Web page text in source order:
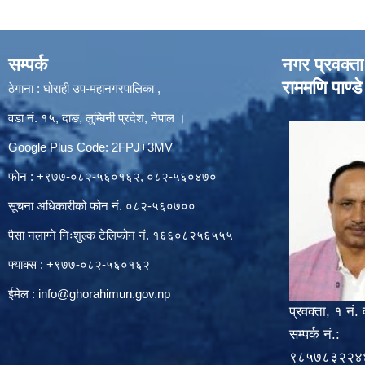
सम्पर्क
ठेगाना : घोराही उप-महानगरपालिका ,
वडा नं. १५, दाङ, लुम्बिनी प्रदेश, नेपाल ।
Google Plus Code: 2FPJ+3MV
फोन : +९७७-०८२-५६०१६२, ०८२-५६०४७०
सूचना अधिकारीको फोन नं. ०८२-५६०७००
पैसा नलाग्ने निःशुल्क टेलिफोन नं. १६६०८२५६५५५
फ्याक्स : +९७७-०८२-५६०१६२
ईमेल : info@ghorahimun.gov.np
नगर प्रवक्ता
राममणि पाण्डे
प्रवक्ता, १ नं.
सम्पर्क नं.: